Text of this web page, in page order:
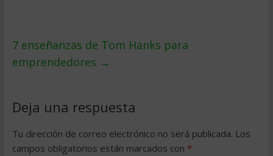
7 enseñanzas de Tom Hanks para
emprendedores →
Deja una respuesta
Tu dirección de correo electrónico no será publicada. Los
campos obligatorios están marcados con *